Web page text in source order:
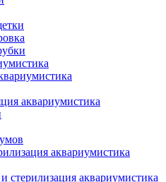
аквариумистика
аквариумистика
стерилизация аквариумистика